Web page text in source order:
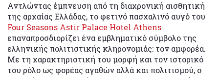
Αντλώντας έμπνευση από τη διαχρονική αισθητική
της αρχαίας Ελλάδας, το φετινό πασχαλινό αυγό του
Four Seasons Astir Palace Hotel Athens
επαναπροσδιορίζει ένα εμβληματικό σύμβολο της
ελληνικής πολιτιστικής κληρονομιάς: τον αμφορέα.
Με τη χαρακτηριστική του μορφή και τον ιστορικό
του ρόλο ως φορέας αγαθών αλλά και πολιτισμού, ο